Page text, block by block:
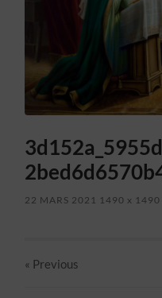
22 MARS 2021 1490 x 1490
« Previous